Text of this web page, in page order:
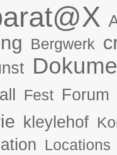
Bergwerk
Fest Forum
kleylehof
Locations